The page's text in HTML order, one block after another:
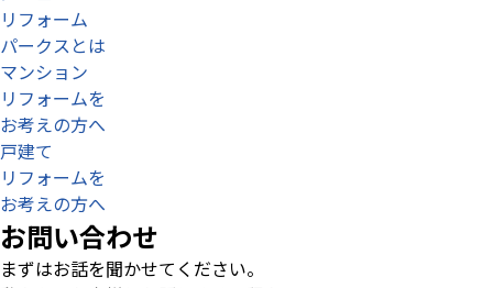
リフォーム
パークスとは
マンション
リフォームを
お考えの方へ
戸建て
リフォームを
お考えの方へ
お問い合わせ
まずはお話を聞かせてください。